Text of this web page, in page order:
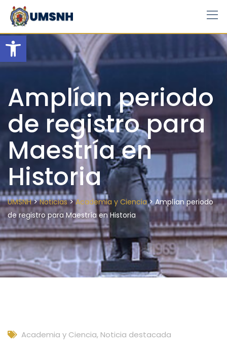
Open toolbar
Skip
content
Amplían periodo
de registro para
Maestría en
Historia
UMSNH>Noticias>Academia y Ciencia>Amplían periodo
de registro para Maestría en Historia
Academia y Ciencia, Noticia destacada